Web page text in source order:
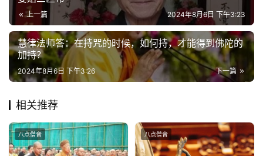
益
慈
善
佛
人
寺
登录
上一篇 2024年8月6日 下午3:23
慧律法师答：在持咒的时候，如何持，才能得到佛陀的
加持？
下一篇
2024年8月6日 下午3:26
相关推荐
八点僧音 八点僧音